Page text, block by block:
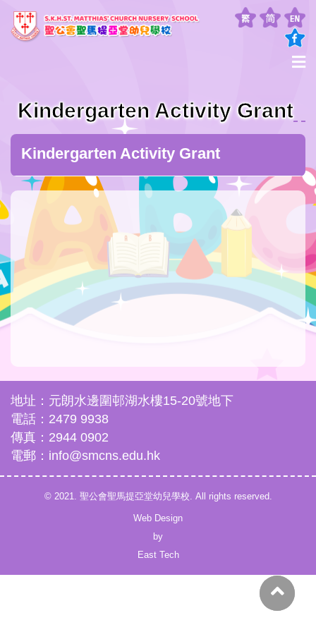
Kindergarten Activity Grant
Kindergarten Activity Grant
地址：元朗水邊圍邨湖水樓15-20號地下
電話：2479 9938
傳真：2944 0902
電郵：info@smcns.edu.hk
© 2021. 聖公會聖馬提亞堂幼兒學校. All rights reserved.
Web Design
by
East Tech